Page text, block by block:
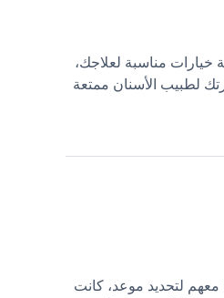
خيارات مناسبة لعلاجك،
لطبيب الأسنان ممتعة
بالتفصيل.
معهم لتحديد موعد، كانت